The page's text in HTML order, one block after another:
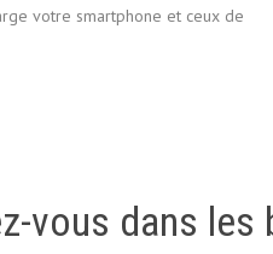
votre smartphone et ceux de
vous dans les